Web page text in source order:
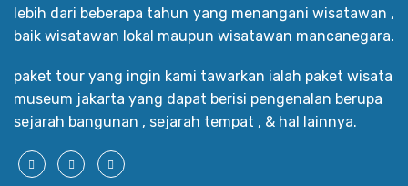
lebih dari beberapa tahun yang menangani wisatawan ,
baik wisatawan lokal maupun wisatawan mancanegara.
paket tour yang ingin kami tawarkan ialah paket wisata
museum jakarta yang dapat berisi pengenalan berupa
sejarah bangunan , sejarah tempat , & hal lainnya.